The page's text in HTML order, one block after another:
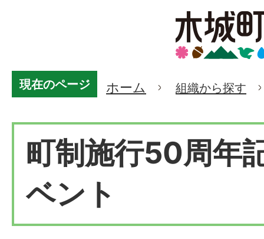
現在のページ ホーム 組織から探す
町制施行50周年
ベント